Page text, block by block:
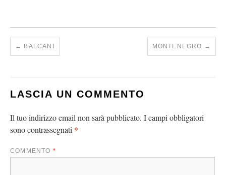
← BALCANI MONTENEGRO →
LASCIA UN COMMENTO
Il tuo indirizzo email non sarà pubblicato. I campi obbligatori
sono contrassegnati *
COMMENTO *